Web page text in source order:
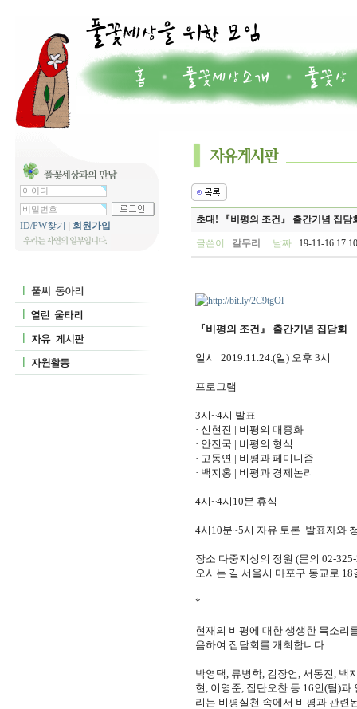
ID/PW찾기 회원가입
초대! 『비평의 조건』 출간기념 집담
글쓴이 : 갈무리 날짜: 19-11-16
『비평의 조건』 출간기념 집담회
일시 2019.11.24.(일) 오후 3시
프로그램
3시~4시 발표
· 신현진 | 비평의 대중화
· 안진국 | 비평의 형식
· 고동연 | 비평과 페미니즘
· 백지홍 | 비평과 경제논리
4시~4시10분 휴식
4시10분~5시 자유 토론 발표자와
장소 다중지성의 정원 (문의 02-
오시는 길 서울시 마포구 동교로 18
*
현재의 비평에 대한 생생한 목소
음하여 집담회를 개최합니다.
박영택, 류병학, 김장언, 서동진, 백
현, 이영준, 집단오찬 등 16인(팀)
리는 비평실천 속에서 비평과 관련